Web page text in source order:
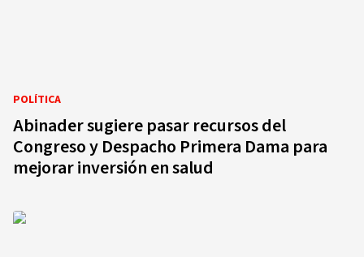
POLÍTICA
Abinader sugiere pasar recursos del
Congreso y Despacho Primera Dama para
mejorar inversión en salud